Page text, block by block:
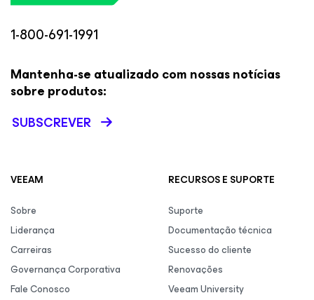
1-800-691-1991
Mantenha-se atualizado com nossas notícias
sobre produtos:
SUBSCREVER
VEEAM
Sobre
Liderança
Carreiras
Governança Corporativa
Fale Conosco
RECURSOS E SUPORTE
Suporte
Documentação técnica
Sucesso do cliente
Renovações
Veeam University